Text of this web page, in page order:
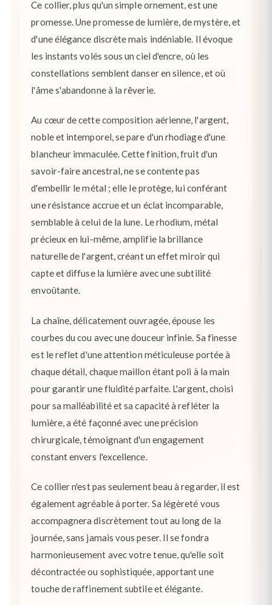
Ce collier, plus qu'un simple ornement, est une
promesse. Une promesse de lumière, de mystère, et
d'une élégance discrète mais indéniable. Il évoque
les instants volés sous un ciel d'encre, où les
constellations semblent danser en silence, et où
l'âme s'abandonne à la rêverie.
Au cœur de cette composition aérienne, l'argent,
noble et intemporel, se pare d'un rhodiage d'une
blancheur immaculée. Cette finition, fruit d'un
savoir-faire ancestral, ne se contente pas
d'embellir le métal ; elle le protège, lui conférant
une résistance accrue et un éclat incomparable,
semblable à celui de la lune. Le rhodium, métal
précieux en lui-même, amplifie la brillance
naturelle de l'argent, créant un effet miroir qui
capte et diffuse la lumière avec une subtilité
envoûtante.
La chaîne, délicatement ouvragée, épouse les
courbes du cou avec une douceur infinie. Sa finesse
est le reflet d'une attention méticuleuse portée à
chaque détail, chaque maillon étant poli à la main
pour garantir une fluidité parfaite. L'argent, choisi
pour sa malléabilité et sa capacité à refléter la
lumière, a été façonné avec une précision
chirurgicale, témoignant d'un engagement
constant envers l'excellence.
Ce collier n'est pas seulement beau à regarder, il est
également agréable à porter. Sa légèreté vous
accompagnera discrètement tout au long de la
journée, sans jamais vous peser. Il se fondra
harmonieusement avec votre tenue, qu'elle soit
décontractée ou sophistiquée, apportant une
touche de raffinement subtile et élégante.